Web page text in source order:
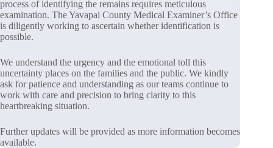
process of identifying the remains requires meticulous
examination. The Yavapai County Medical Examiner’s Office
is diligently working to ascertain whether identification is
possible.
We understand the urgency and the emotional toll this
uncertainty places on the families and the public. We kindly
ask for patience and understanding as our teams continue to
work with care and precision to bring clarity to this
heartbreaking situation.
Further updates will be provided as more information becomes
available.